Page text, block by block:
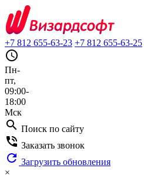
+7 812 655-63-23 +7 812 655-63-25
query_builder
Пн-
пт,
09:00-
18:00
Мск
search Поиск по сайту
phone_in_talk Заказать звонок
refresh Загрузить обновления
×